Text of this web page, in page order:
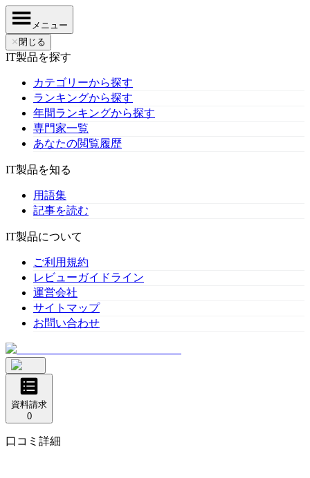
メニュー
✕ 閉じる
IT製品を探す
カテゴリーから探す
ランキングから探す
年間ランキングから探す
専門家一覧
あなたの閲覧履歴
IT製品を知る
用語集
記事を読む
IT製品について
ご利用規約
レビューガイドライン
運営会社
サイトマップ
お問い合わせ
資料請求
0
口コミ詳細